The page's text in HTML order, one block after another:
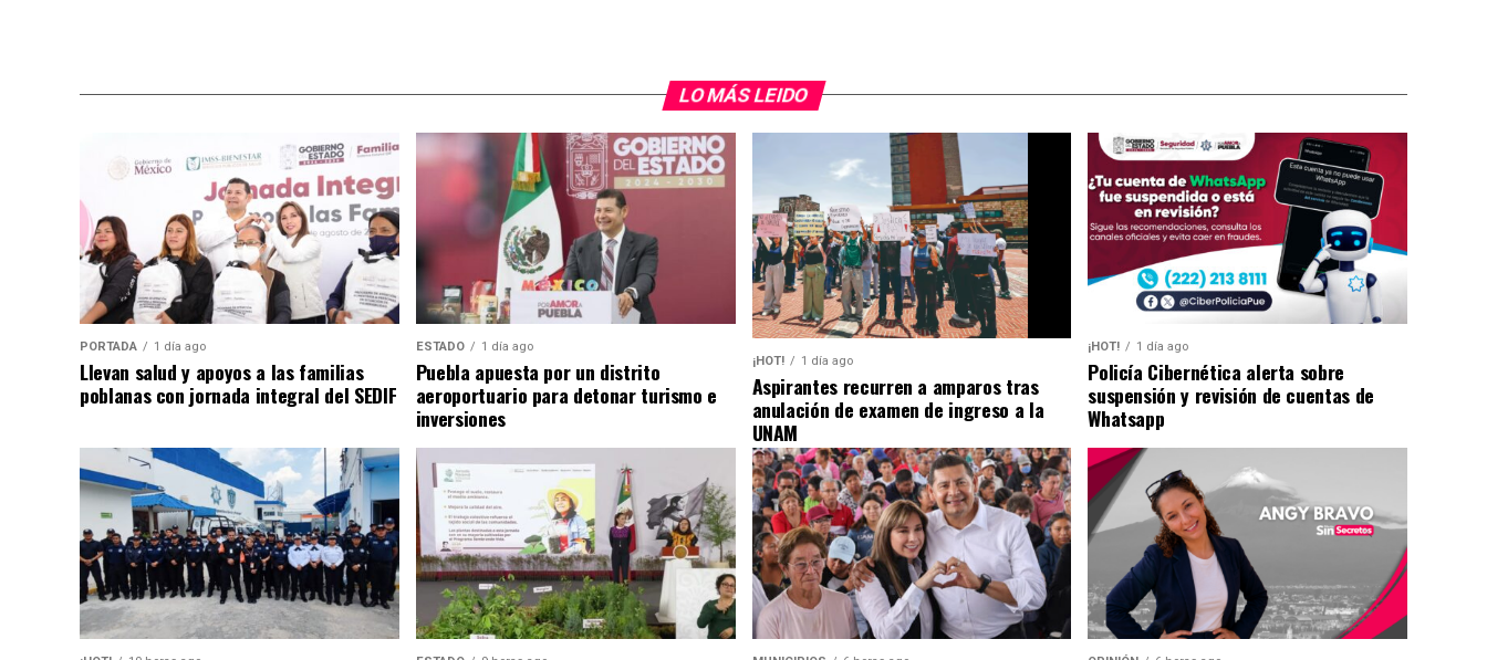
LO MÁS LEIDO
PORTADA 1 día ago
Llevan salud y apoyos a las familias
poblanas con jornada integral del SEDIF
ESTADO 1 día ago
Puebla apuesta por un distrito
aeroportuario para detonar turismo e
inversiones
¡HOT! 1 día ago
Aspirantes recurren a amparos tras
anulación de examen de ingreso a la
UNAM
¡HOT! 1 día ago
Policía Cibernética alerta sobre
suspensión y revisión de cuentas de
Whatsapp